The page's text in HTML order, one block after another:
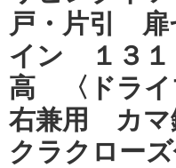
戸・片引
イン １３１
高 〈ドラ
右兼用 カ
クラクロー